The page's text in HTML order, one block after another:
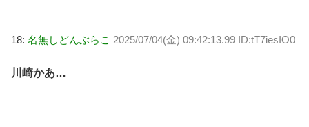
18: 名無しどんぶらこ 2025/07/04(金) 09:42:13.99 ID:tT7iesIO0
川崎かあ…